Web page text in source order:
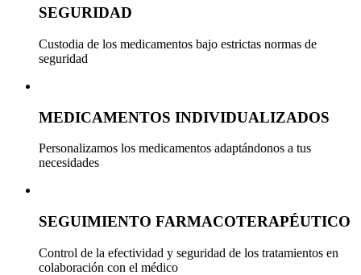
SEGURIDAD
Custodia de los medicamentos bajo estrictas normas de
seguridad
MEDICAMENTOS INDIVIDUALIZADOS
Personalizamos los medicamentos adaptándonos a tus
necesidades
SEGUIMIENTO FARMACOTERAPÉUTICO
Control de la efectividad y seguridad de los tratamientos en
colaboración con el médico